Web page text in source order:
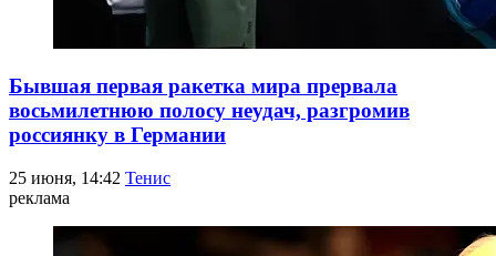
Бывшая первая ракетка мира прервала
восьмилетнюю полосу неудач, разгромив
россиянку в Германии
25 июня, 14:42 Тенис
реклама